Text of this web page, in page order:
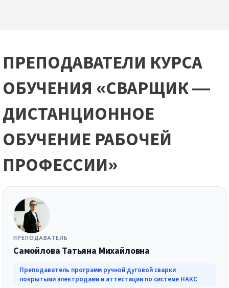
ПРЕПОДАВАТЕЛИ КУРСА
ОБУЧЕНИЯ «СВАРЩИК —
ДИСТАНЦИОННОЕ
ОБУЧЕНИЕ РАБОЧЕЙ
ПРОФЕССИИ»
ПРЕПОДАВАТЕЛЬ
Самойлова Татьяна Михайловна
Преподаватель программ ручной дуговой сварки
покрытыми электродами и аттестации по системе НАКС